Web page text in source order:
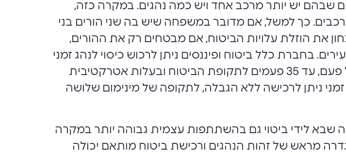
שבהם יש יותר מרכב אחד ויש כמה נהגים. במקרה כזה,
כך למשל, אם מדובר במשפחה שיש בה שני הורים בני
את הוזלת עלויות הביטוח, אם מבטחים רק את ההורים,
בחברת כלל ביטוח ופיננסים ניתן לרכוש כיסוי לנהג זמני
בביטוח רכב מקיף לתקופה של יום אחד ועד שבוע בכל פעם, עד 35 פעמים לתקופת הביטוח ובעלות אטרקטיבית
לביטוח רכב נהג זמני ניתן לרכישה ללא הגבלה, לתקופה של מינימום שלושה
שבא לידי ביטוי גם בהשתתפות עצמית גבוהה יותר במקרה
מראש של זהות הנהגים ורכישת ביטוח מותאם יכולה